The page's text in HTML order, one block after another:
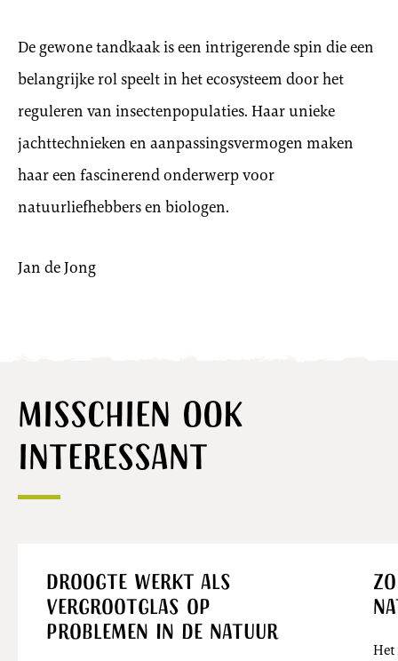
De gewone tandkaak is een intrigerende spin die een
belangrijke rol speelt in het ecosysteem door het
reguleren van insectenpopulaties. Haar unieke
jachttechnieken en aanpassingsvermogen maken
haar een fascinerend onderwerp voor
natuurliefhebbers en biologen.
Jan de Jong
Misschien ook
interessant
Droogte werkt als
vergrootglas op
problemen in de natuur
Het